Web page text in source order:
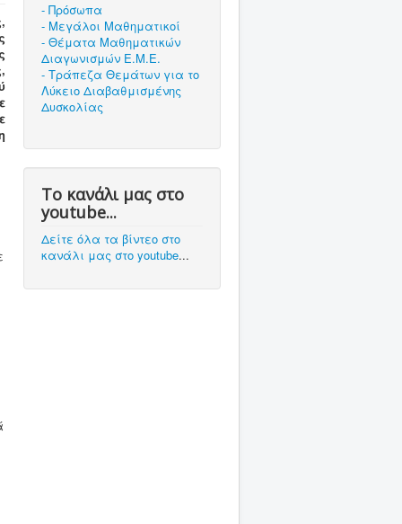
- Πρόσωπα
- Μεγάλοι Μαθηματικοί
- Θέματα Μαθηματικών
Διαγωνισμών Ε.Μ.Ε.
- Τράπεζα Θεμάτων για το
Λύκειο Διαβαθμισμένης
Δυσκολίας
Το κανάλι μας στο
youtube...
Δείτε όλα τα βίντεο στο
κανάλι μας στο youtube...